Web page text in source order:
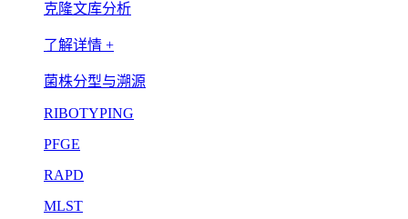
克隆文库分析
了解详情 +
菌株分型与溯源
RIBOTYPING
PFGE
RAPD
MLST